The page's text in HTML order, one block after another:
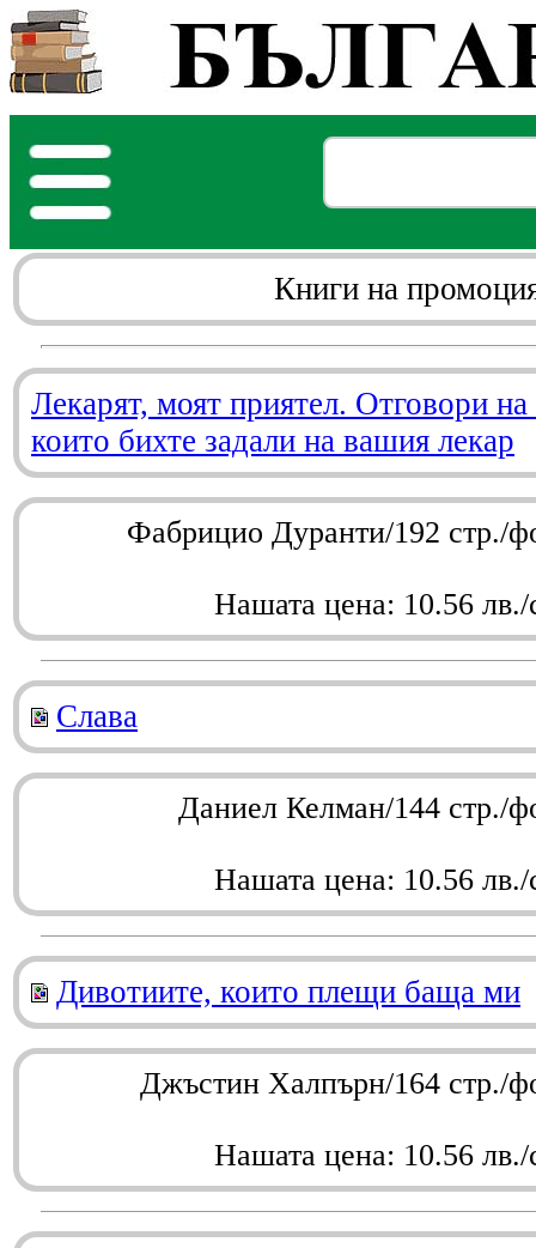
Книги на
Лекарят, моят приятел. Отговори
които бихте задали на вашия лекар
Фабрицио Дуранти/192 стр./
Нашата цена: 10.56 лв./
Слава
Даниел Келман/144 стр./
Нашата цена: 10.56 лв./
Дивотиите, които плещи баща ми
Джъстин Халпърн/164 стр./
Нашата цена: 10.56 лв./